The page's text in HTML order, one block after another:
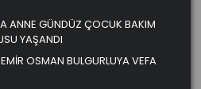
ANNE GÜNDÜZ ÇOCUK BAKIM
YAŞANDI
OSMAN BULGURLUYA VEFA